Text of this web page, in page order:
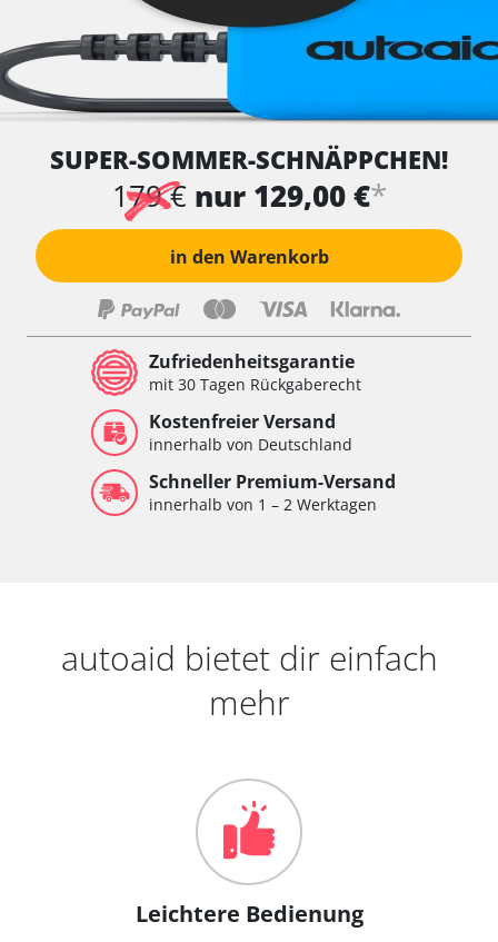
SUPER-SOMMER-SCHNÄPPCHEN!
179 € nur 129,00 €*
in den Warenkorb
Zufriedenheitsgarantie
mit 30 Tagen Rückgaberecht
Kostenfreier Versand
innerhalb von Deutschland
Schneller Premium-Versand
innerhalb von 1 – 2 Werktagen
autoaid bietet dir einfach
mehr
Leichtere Bedienung